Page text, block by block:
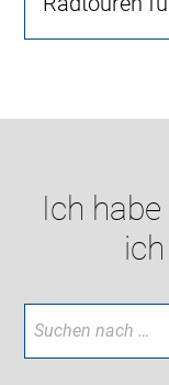
Ich